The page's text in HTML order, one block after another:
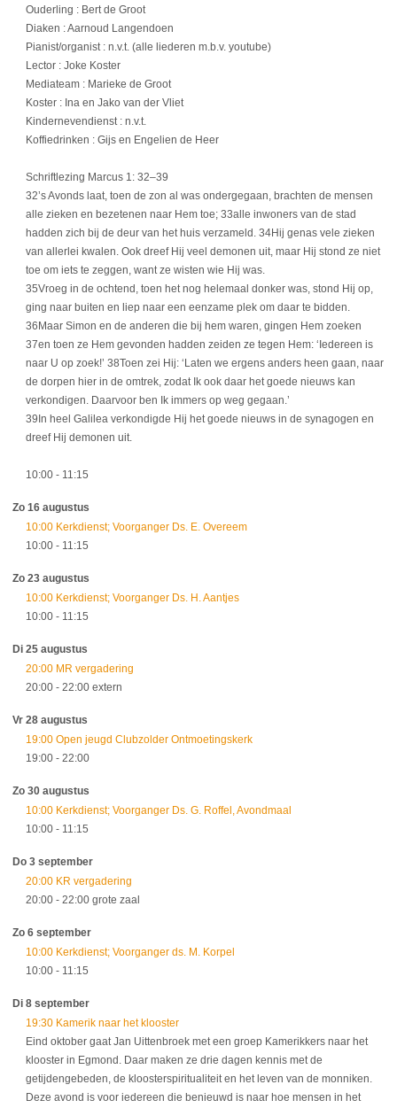
Ouderling : Bert de Groot
Diaken : Aarnoud Langendoen
Pianist/organist : n.v.t. (alle liederen m.b.v. youtube)
Lector : Joke Koster
Mediateam : Marieke de Groot
Koster : Ina en Jako van der Vliet
Kindernevendienst : n.v.t.
Koffiedrinken : Gijs en Engelien de Heer
Schriftlezing Marcus 1: 32–39
32’s Avonds laat, toen de zon al was ondergegaan, brachten de mensen
alle zieken en bezetenen naar Hem toe; 33alle inwoners van de stad
hadden zich bij de deur van het huis verzameld. 34Hij genas vele zieken
van allerlei kwalen. Ook dreef Hij veel demonen uit, maar Hij stond ze niet
toe om iets te zeggen, want ze wisten wie Hij was.
35Vroeg in de ochtend, toen het nog helemaal donker was, stond Hij op,
ging naar buiten en liep naar een eenzame plek om daar te bidden.
36Maar Simon en de anderen die bij hem waren, gingen Hem zoeken
37en toen ze Hem gevonden hadden zeiden ze tegen Hem: ‘Iedereen is
naar U op zoek!’ 38Toen zei Hij: ‘Laten we ergens anders heen gaan, naar
de dorpen hier in de omtrek, zodat Ik ook daar het goede nieuws kan
verkondigen. Daarvoor ben Ik immers op weg gegaan.’
39In heel Galilea verkondigde Hij het goede nieuws in de synagogen en
dreef Hij demonen uit.
10:00 - 11:15
Zo 16 augustus
10:00 Kerkdienst; Voorganger Ds. E. Overeem
10:00 - 11:15
Zo 23 augustus
10:00 Kerkdienst; Voorganger Ds. H. Aantjes
10:00 - 11:15
Di 25 augustus
20:00 MR vergadering
20:00 - 22:00 extern
Vr 28 augustus
19:00 Open jeugd Clubzolder Ontmoetingskerk
19:00 - 22:00
Zo 30 augustus
10:00 Kerkdienst; Voorganger Ds. G. Roffel, Avondmaal
10:00 - 11:15
Do 3 september
20:00 KR vergadering
20:00 - 22:00 grote zaal
Zo 6 september
10:00 Kerkdienst; Voorganger ds. M. Korpel
10:00 - 11:15
Di 8 september
19:30 Kamerik naar het klooster
Eind oktober gaat Jan Uittenbroek met een groep Kamerikkers naar het
klooster in Egmond. Daar maken ze drie dagen kennis met de
getijdengebeden, de kloosterspiritualiteit en het leven van de monniken.
Deze avond is voor iedereen die benieuwd is naar hoe mensen in het